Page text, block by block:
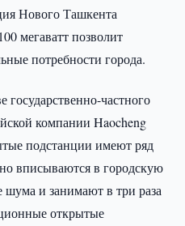
Нового Ташкента
мегаватт позволит
потребности города.
государственно-частного
компании Haocheng
подстанции имеют ряд
вписываются в городскую
шума и занимают в три раза
открытые